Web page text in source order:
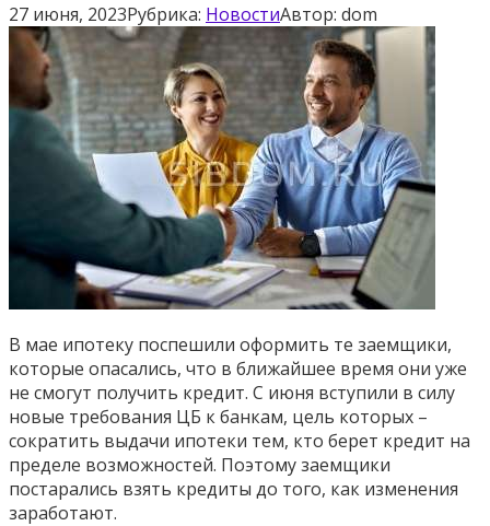
27 июня, 2023Рубрика: НовостиАвтор: dom
В мае ипотеку поспешили оформить те заемщики,
которые опасались, что в ближайшее время они уже
не смогут получить кредит. С июня вступили в силу
новые требования ЦБ к банкам, цель которых –
сократить выдачи ипотеки тем, кто берет кредит на
пределе возможностей. Поэтому заемщики
постарались взять кредиты до того, как изменения
заработают.